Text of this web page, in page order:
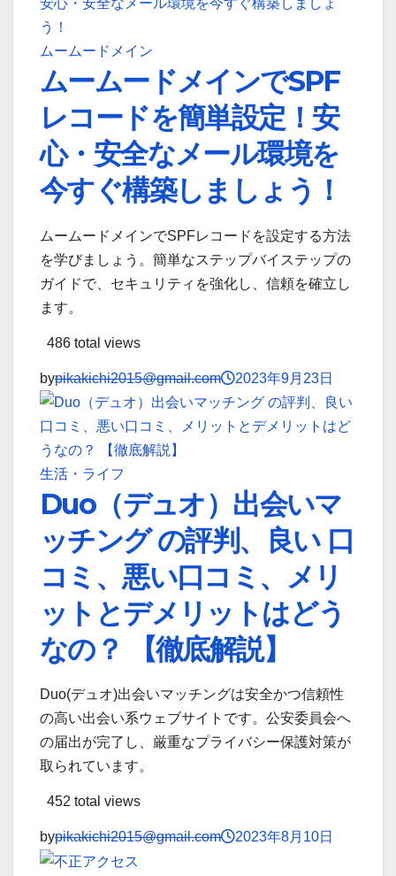
ムームードメイン
ムームードメインでSPF
レコードを簡単設定！安
心・安全なメール環境を
今すぐ構築しましょう！
ムームードメインでSPFレコードを設定する方法
を学びましょう。簡単なステップバイステップの
ガイドで、セキュリティを強化し、信頼を確立し
ます。
486 total views
bypikakichi2015@gmail.com 2023年9月23日
生活・ライフ
Duo（デュオ）出会いマ
ッチング の評判、良い 口
コミ、悪い口コミ、メリ
ットとデメリットはどう
なの？ 【徹底解説】
Duo(デュオ)出会いマッチングは安全かつ信頼性
の高い出会い系ウェブサイトです。公安委員会へ
の届出が完了し、厳重なプライバシー保護対策が
取られています。
452 total views
bypikakichi2015@gmail.com 2023年8月10日